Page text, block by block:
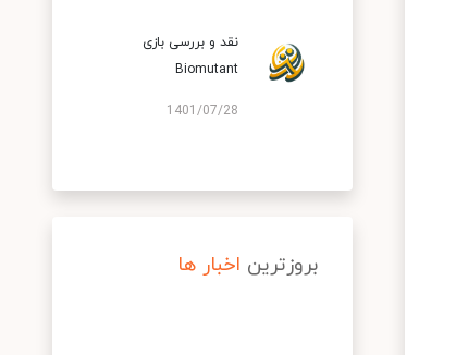
نقد و بررسی بازی
Biomutant
1401/07/28
بروزترین اخبار ها